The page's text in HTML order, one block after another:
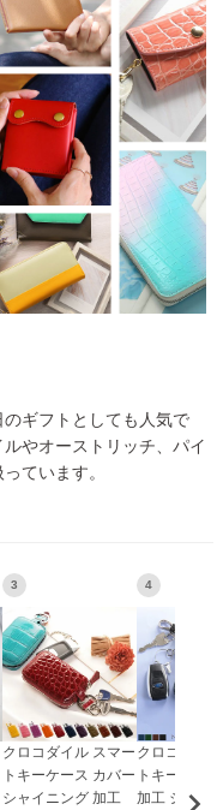
ギフトとしても人気で
やオーストリッチ、パイ
ています。
3
クロコダイル スマー
トキーケース カバー
シャイニング 加工
4
クロコダイ
トキーケー
加工 シルバ